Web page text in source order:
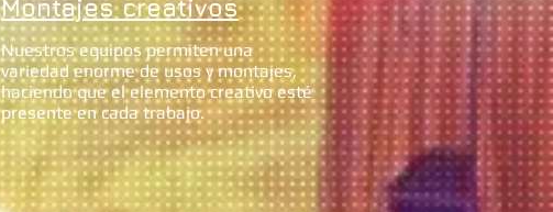
Montajes creativos
Nuestros equipos permiten una
variedad enorme de usos y montajes,
haciendo que el elemento creativo esté
presente en cada trabajo.